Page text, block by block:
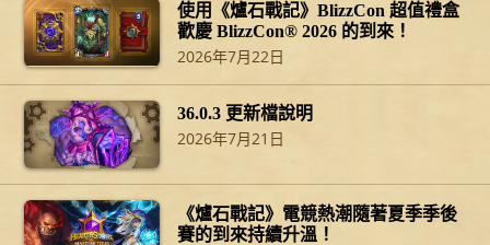
使用《爐石戰記》BlizzCon 超值禮盒
歡慶 BlizzCon® 2026 的到來！
2026年7月22日
36.0.3 更新檔說明
2026年7月21日
《爐石戰記》電競熱潮隨著夏季季後
賽的到來持續升溫！